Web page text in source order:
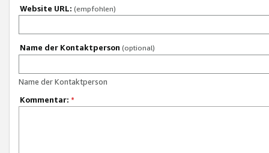
Website URL: (empfohlen)
Name der Kontaktperson (optional)
Name der Kontaktperson
Kommentar: *